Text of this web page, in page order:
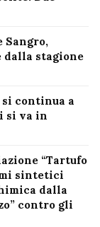
dalla stagione
si continua a
si va in
“Tartufo
sintetici
dalla
contro gli